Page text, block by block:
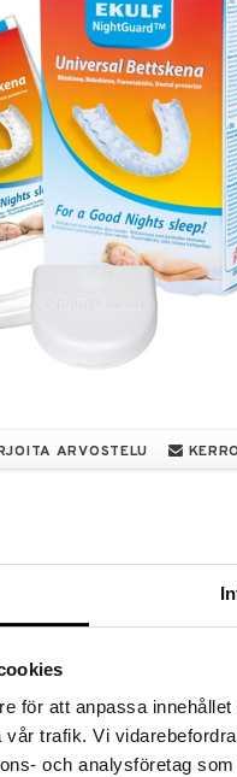
för att anpassa
trafik. Vi
och analysföretag
ARVOSTELU
löydöt kotiin!
31.8.2026 asti mutta ole